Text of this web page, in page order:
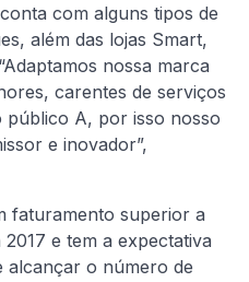
com alguns tipos de
além das lojas Smart,
nossa marca
carentes de serviços
público A, por isso nosso
e inovador”,
faturamento superior a
e tem a expectativa
o número de